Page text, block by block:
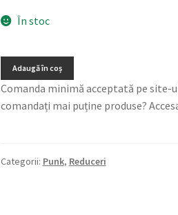
În stoc
Adaugă în coș
Comanda minimă acceptată pe site-
comandați mai puține produse?
Categorii: Punk, Reduceri